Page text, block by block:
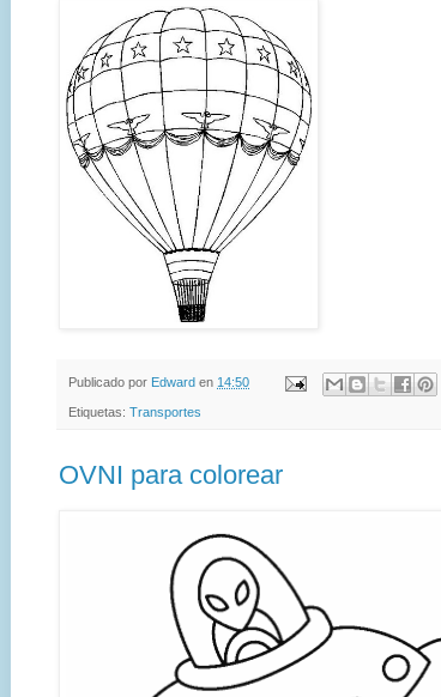
Publicado por Edward en 14:50
Etiquetas: Transportes
OVNI para colorear